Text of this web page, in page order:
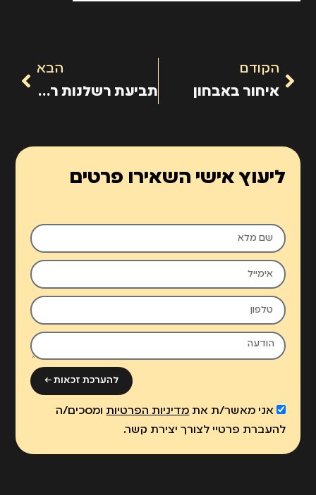
הקודם
איחור באבחון
הבא
תביעת רשלנות רפואית שיניים
ליעוץ אישי השאירו פרטים
אני מאשר/ת את מדיניות הפרטיותומסכים/ה
להעברת פרטיי לצורך יצירת קשר.
להערכת זכאות ←